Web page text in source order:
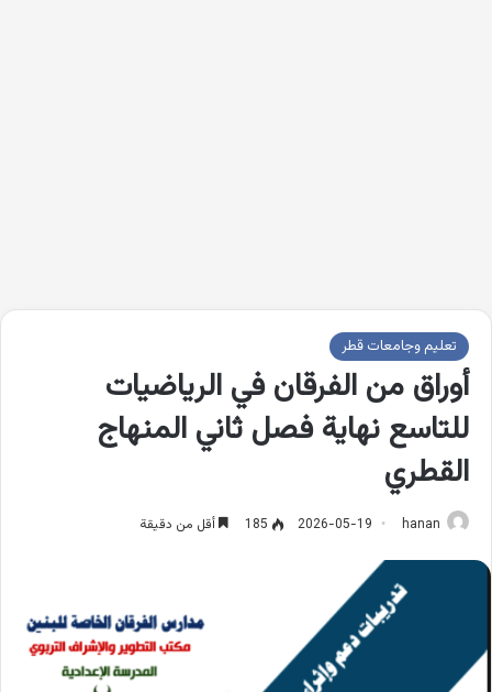
تعليم وجامعات قطر
أوراق من الفرقان في الرياضيات
للتاسع نهاية فصل ثاني المنهاج
القطري
hanan
2026-05-19
185 أقل من دقيقة